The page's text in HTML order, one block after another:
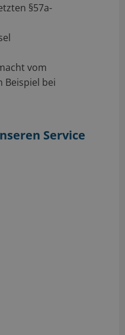
§57a-
vom
Beispiel bei
Service